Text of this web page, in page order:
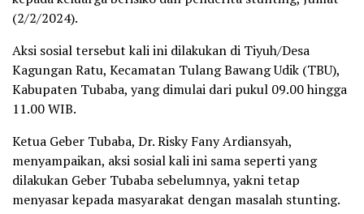
(2/2/2024).
Aksi sosial tersebut kali ini dilakukan di Tiyuh/Desa
Kagungan Ratu, Kecamatan Tulang Bawang Udik (TBU),
Kabupaten Tubaba, yang dimulai dari pukul 09.00 hingga
11.00 WIB.
Ketua Geber Tubaba, Dr. Risky Fany Ardiansyah,
menyampaikan, aksi sosial kali ini sama seperti yang
dilakukan Geber Tubaba sebelumnya, yakni tetap
menyasar kepada masyarakat dengan masalah stunting.